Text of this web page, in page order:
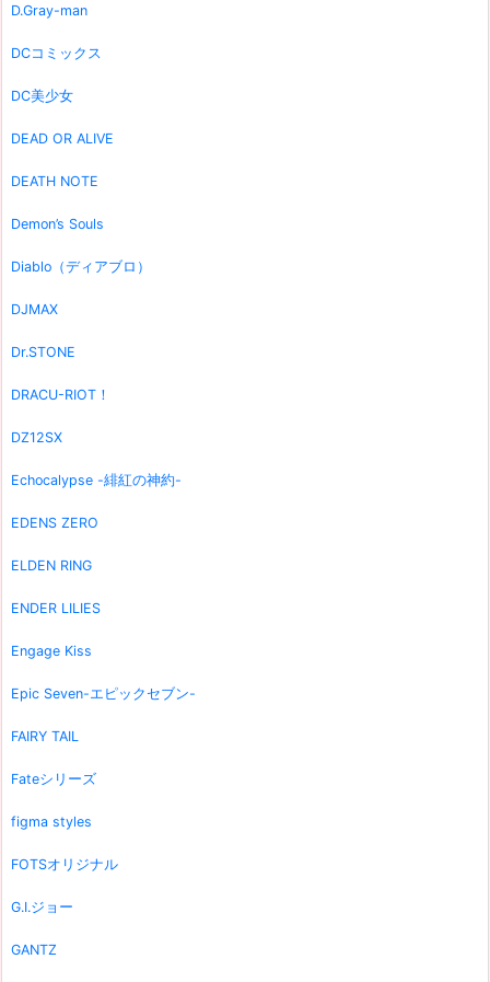
D.Gray-man
DCコミックス
DC美少女
DEAD OR ALIVE
DEATH NOTE
Demon’s Souls
Diablo（ディアブロ）
DJMAX
Dr.STONE
DRACU-RIOT！
DZ12SX
Echocalypse -緋紅の神約-
EDENS ZERO
ELDEN RING
ENDER LILIES
Engage Kiss
Epic Seven-エピックセブン-
FAIRY TAIL
Fateシリーズ
figma styles
FOTSオリジナル
G.I.ジョー
GANTZ